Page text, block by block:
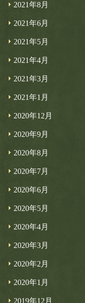
2021年8月
2021年6月
2021年5月
2021年4月
2021年3月
2021年1月
2020年12月
2020年9月
2020年8月
2020年7月
2020年6月
2020年5月
2020年4月
2020年3月
2020年2月
2020年1月
2019年12月